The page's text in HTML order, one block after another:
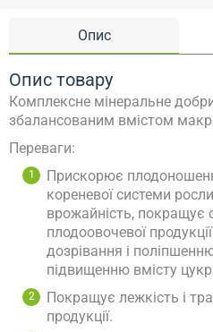
Опис
Опис товару
Комплексне мінеральне
збалансованим вмістом
Переваги:
Прискорює
кореневої системи
врожайність, покращує
плодоовочевої
дозрівання і
підвищенню вмісту
Покращує лежкість і
продукції.